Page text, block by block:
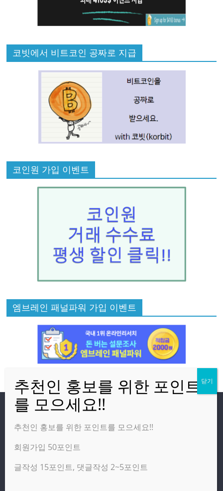
코빗에서 비트코인 공짜로 지급
코인원 가입 이벤트
엠브레인 패널파워 가입 이벤트
방문자
온라인 방문자:3
오늘의 조회수:2,389
추천인 홍보를 위한 포인트를 모으세요!!
회원가입 50포인트
글작성 15포인트, 댓글작성 2~5포인트